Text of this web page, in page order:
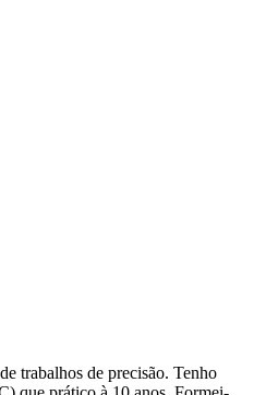
trabalhos de precisão. Tenho